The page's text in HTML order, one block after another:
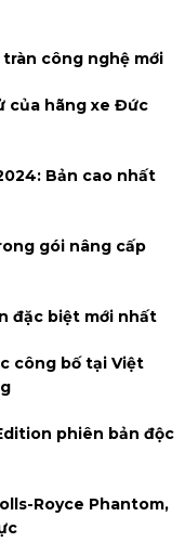
công nghệ mới
của hãng xe Đức
Bản cao nhất
gói nâng cấp
đặc biệt mới nhất
công bố tại Việt
phiên bản độc
Royce Phantom,